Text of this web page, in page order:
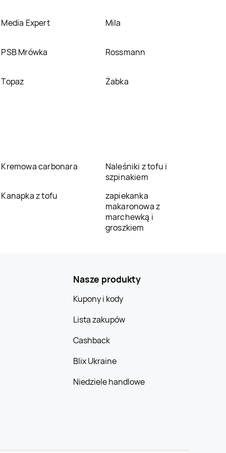
Media Expert Mila
PSB Mrówka Rossmann
Topaz Żabka
Kremowa carbonara
Naleśniki z tofu i
szpinakiem
Kanapka z tofu
zapiekanka
makaronowa z
marchewką i
groszkiem
Nasze produkty
Kupony i kody
Lista zakupów
Cashback
Blix Ukraine
Niedziele handlowe